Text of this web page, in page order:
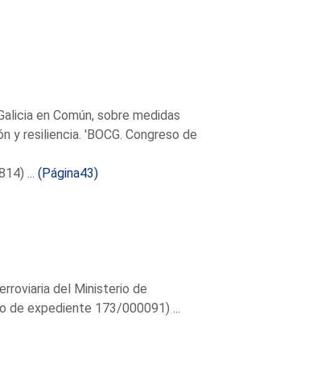
en Común, sobre medidas
y resiliencia. 'BOCG. Congreso de
... (Página43)
del Ministerio de
de expediente 173/000091) ...